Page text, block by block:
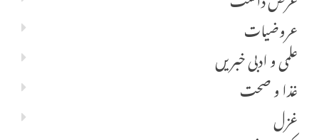
عروضیات
علمی و ادبی خبریں
غذا و صحت
غزل